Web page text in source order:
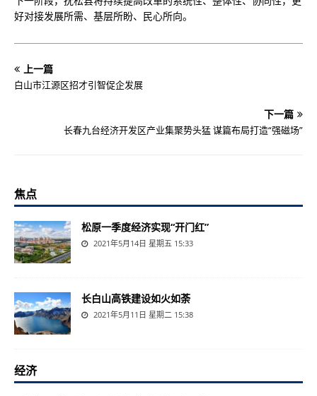
好对接发展所需、基层所盼、民心所向。
上一篇
白山市江源区招才引智促企发展
下一篇
长春九台经济开发区产业集聚势头猛 谋篇布局打造“强磁场”
焦点
松原一季度经济实现“开门红”
2021年5月14日 星期五 15:33
长白山高铁建设如火如荼
2021年5月11日 星期二 15:38
经济